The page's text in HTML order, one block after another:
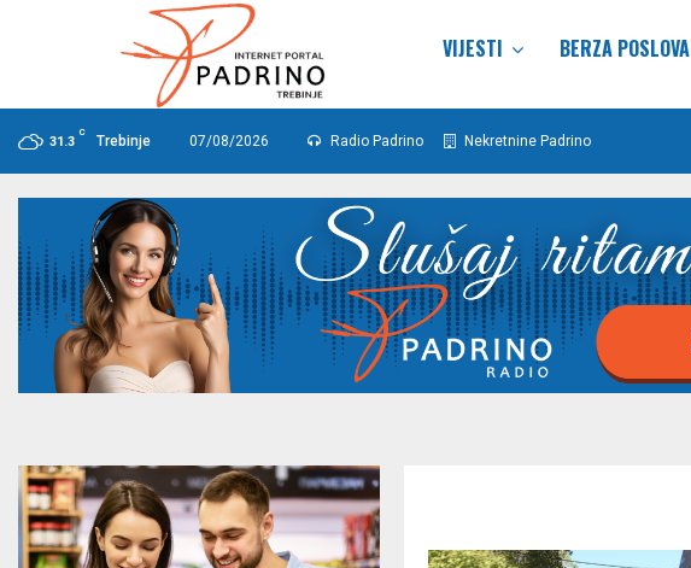
VIJESTI BERZA POSLOVA
31.3
C
Trebinje 07/08/2026 Radio Padrino Nekretnine Padrino